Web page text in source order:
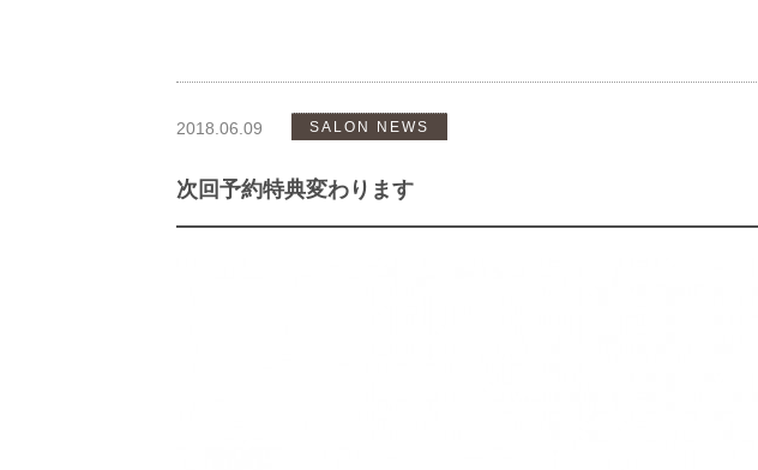
2018.06.09 SALON NEWS
次回予約特典変わります